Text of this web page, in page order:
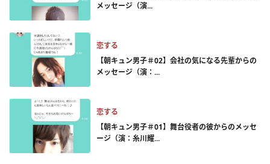
メッセージ（演...
恋する
【朝キュン男子＃02】会社の気になる先輩からの
メッセージ（演：...
恋する
【朝キュン男子＃01】舞台役者の彼からのメッセ
ージ（演：糸川耀...